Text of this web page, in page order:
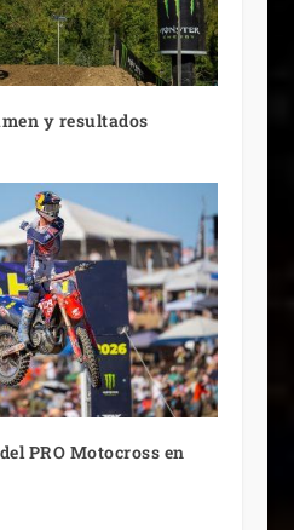
y resultados
PRO Motocross en